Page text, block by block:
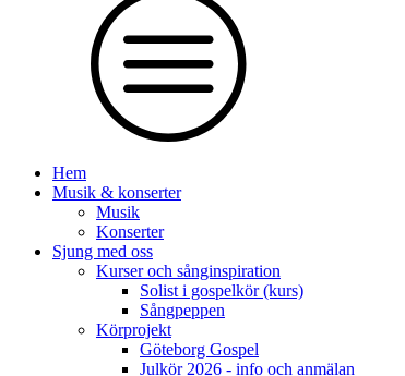
Hem
Musik & konserter
Musik
Konserter
Sjung med oss
Kurser och sånginspiration
Solist i gospelkör (kurs)
Sångpeppen
Körprojekt
Göteborg Gospel
Julkör 2026 - info och anmälan